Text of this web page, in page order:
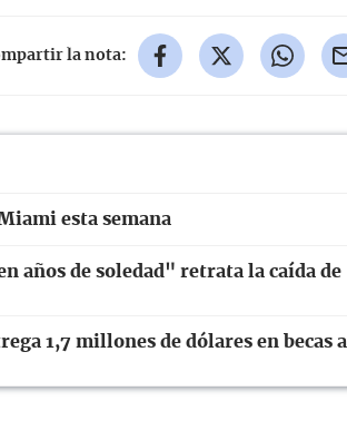
la nota:
esta semana
años de soledad" retrata la caída de
1,7 millones de dólares en becas a